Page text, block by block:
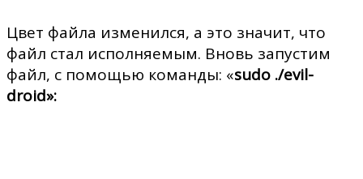
Цвет файла изменился, а это значит, что
файл стал исполняемым. Вновь запустим
файл, с помощью команды: «sudo ./evil-
droid»: